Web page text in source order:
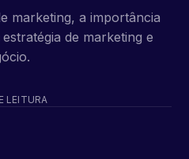
marketing, a importância
de marketing e
LEITURA